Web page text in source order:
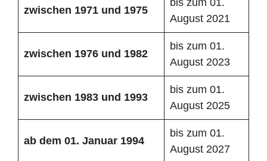
zwischen 1971 und 1975
August 2021
zwischen 1976 und 1982
bis zum 01.
August 2023
zwischen 1983 und 1993
bis zum 01.
August 2025
ab dem 01. Januar 1994
bis zum 01.
August 2027